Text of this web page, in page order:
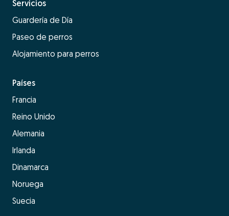
Servicios
Guardería de Día
Paseo de perros
Alojamiento para perros
Países
Francia
Reino Unido
Alemania
Irlanda
Dinamarca
Noruega
Suecia